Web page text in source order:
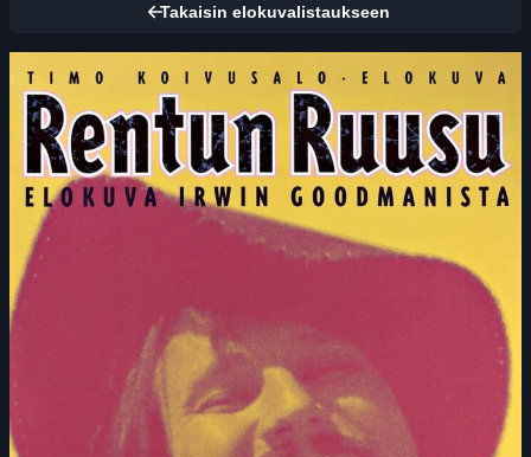
Takaisin elokuvalistaukseen